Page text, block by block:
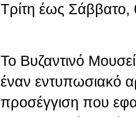
Τρίτη έως
Το Βυζαντινό
έναν εντυπωσιακό
προσέγγιση που